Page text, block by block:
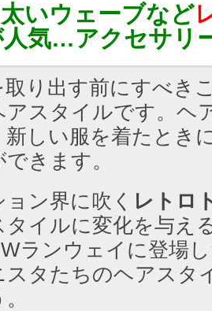
いウェーブなど
人気…アクセサリ
取り出す前にすべき
アスタイルです。ヘ
新しい服を着たとき
きます。
ン界に吹く レトロ
タイルに変化を与え
ランウェイに登場
スタたちのヘアスタ